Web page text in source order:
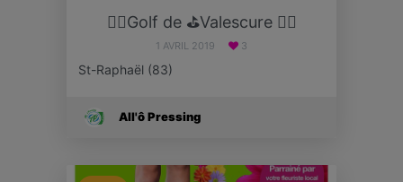
🏌️‍♀️Golf de ⛳️Valescure 🏌️‍♀️
1 AVRIL 2019 3
St-Raphaël (83)
All'ô Pressing